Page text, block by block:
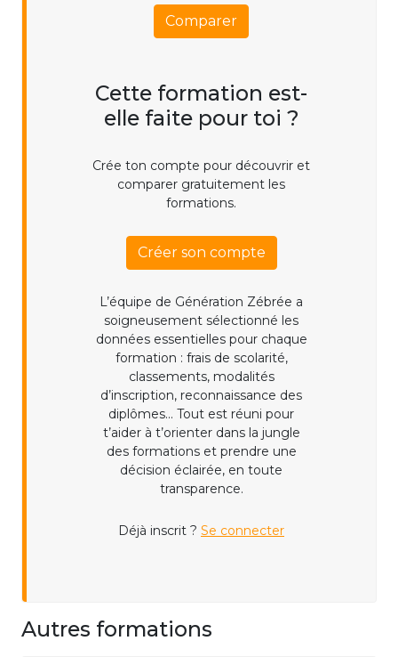
Comparer
Cette formation est-
elle faite pour toi ?
Crée ton compte pour découvrir et
comparer gratuitement les
formations.
Créer son compte
L’équipe de Génération Zébrée a
soigneusement sélectionné les
données essentielles pour chaque
formation : frais de scolarité,
classements, modalités
d’inscription, reconnaissance des
diplômes... Tout est réuni pour
t’aider à t’orienter dans la jungle
des formations et prendre une
décision éclairée, en toute
transparence.
Déjà inscrit ? Se connecter
Autres formations